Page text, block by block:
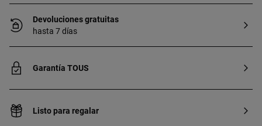
Devoluciones gratuitas
hasta 7 días
Garantía TOUS
Listo para regalar